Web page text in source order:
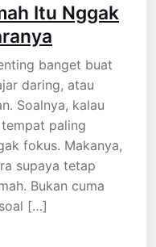
Itu Nggak
banget buat
daring, atau
Soalnya, kalau
paling
fokus. Makanya,
supaya tetap
Bukan cuma
[…]